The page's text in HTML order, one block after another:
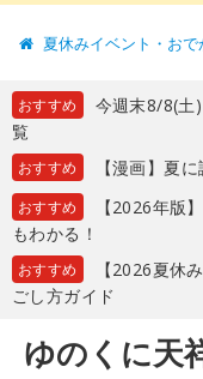
夏休みイベント・おで
おすすめ
今週末8/8(土
覧
おすすめ 【漫画】夏
おすすめ
【2026年版
もわかる！
おすすめ
【2026夏休
ごし方ガイド
ゆのくに天